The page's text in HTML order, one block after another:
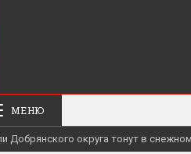
МЕНЮ
Добрянского округа тонут в